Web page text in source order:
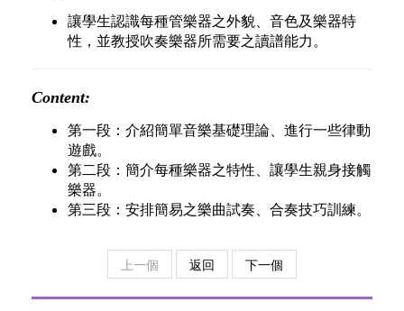
讓學生認識每種管樂器之外貌、音色及樂器特
性，並教授吹奏樂器所需要之讀譜能力。
Content:
第一段：介紹簡單音樂基礎理論、進行一些律動
遊戲。
第二段：簡介每種樂器之特性、讓學生親身接觸
樂器。
第三段：安排簡易之樂曲試奏、合奏技巧訓練。
上一個 返回 下一個